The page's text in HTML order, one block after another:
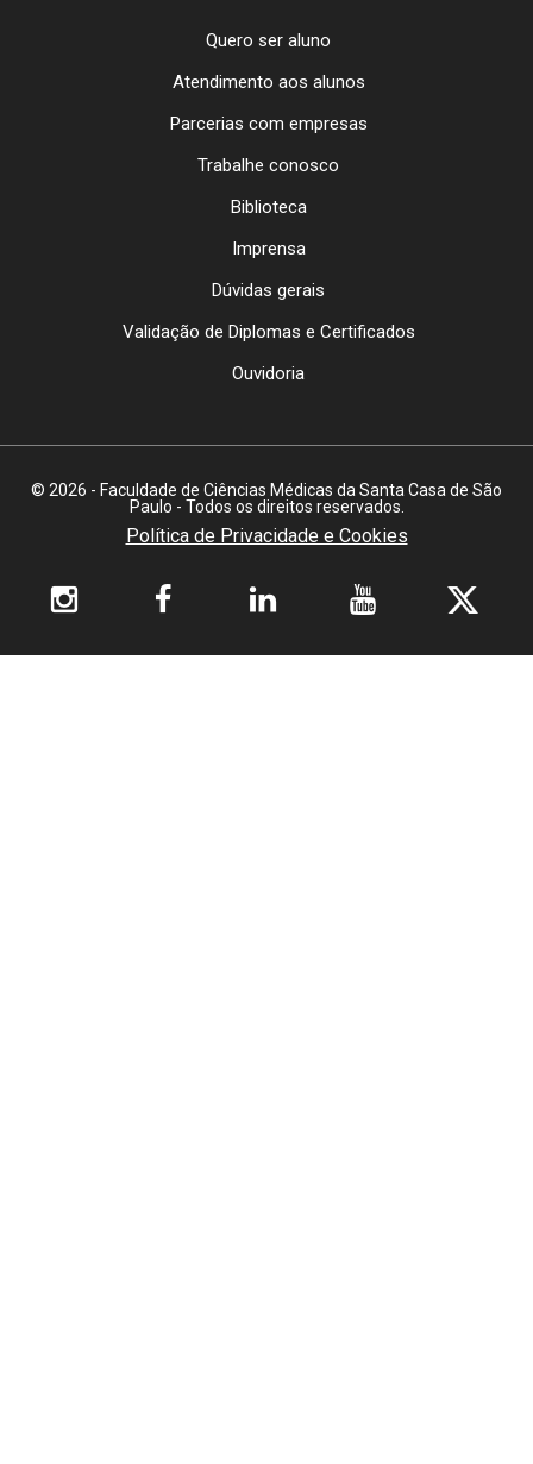
Quero ser aluno
Atendimento aos alunos
Parcerias com empresas
Trabalhe conosco
Biblioteca
Imprensa
Dúvidas gerais
Validação de Diplomas e Certificados
Ouvidoria
© 2026 - Faculdade de Ciências Médicas da Santa Casa de São
Paulo - Todos os direitos reservados.
Política de Privacidade e Cookies